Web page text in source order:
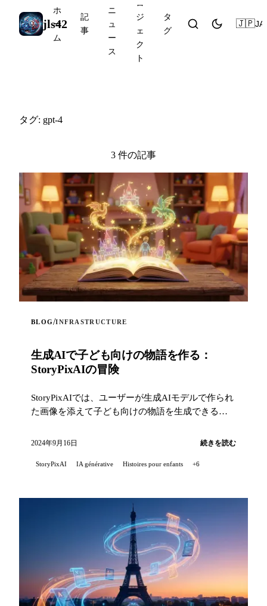
jls42
ホ
ー
ム
記
事
ニ
ュ
ー
ス
ロ
ジ
ェ
ク
ト
タ
グ
🇯🇵JA
タグ: gpt-4
3 件の記事
BLOG/INFRASTRUCTURE
生成AIで子ども向けの物語を作る：
StoryPixAIの冒険
StoryPixAIでは、ユーザーが生成AIモデルで作られ
た画像を添えて子ども向けの物語を生成できる、
た。...
2024年9月16日 続きを読む
StoryPixAI IA générative Histoires pour enfants +6